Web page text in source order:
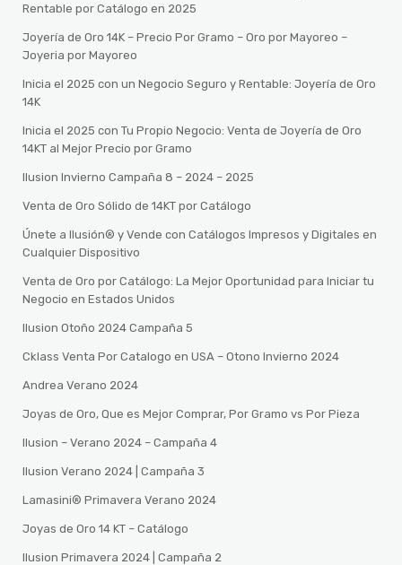
Rentable por Catálogo en 2025
Joyería de Oro 14K – Precio Por Gramo – Oro por Mayoreo –
Joyeria por Mayoreo
Inicia el 2025 con un Negocio Seguro y Rentable: Joyería de Oro
14K
Inicia el 2025 con Tu Propio Negocio: Venta de Joyería de Oro
14KT al Mejor Precio por Gramo
Ilusion Invierno Campaña 8 – 2024 – 2025
Venta de Oro Sólido de 14KT por Catálogo
Únete a Ilusión® y Vende con Catálogos Impresos y Digitales en
Cualquier Dispositivo
Venta de Oro por Catálogo: La Mejor Oportunidad para Iniciar tu
Negocio en Estados Unidos
Ilusion Otoño 2024 Campaña 5
Cklass Venta Por Catalogo en USA – Otono Invierno 2024
Andrea Verano 2024
Joyas de Oro, Que es Mejor Comprar, Por Gramo vs Por Pieza
Ilusion – Verano 2024 – Campaña 4
Ilusion Verano 2024 | Campaña 3
Lamasini®️ Primavera Verano 2024
Joyas de Oro 14 KT – Catálogo
Ilusion Primavera 2024 | Campaña 2